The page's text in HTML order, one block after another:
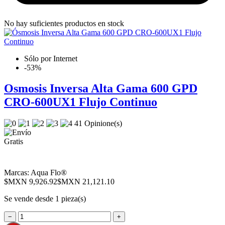
No hay suficientes productos en stock
Sólo por Internet
-53%
Osmosis Inversa Alta Gama 600 GPD
CRO-600UX1 Flujo Continuo
41 Opinione(s)
Marcas: Aqua Flo®
$MXN 9,926.92$MXN 21,121.10
Se vende desde 1 pieza(s)
− +